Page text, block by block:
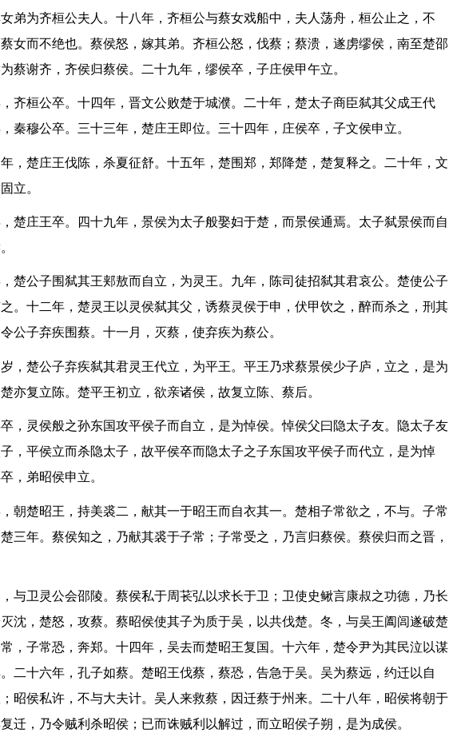
弟为齐桓公夫人。十八年，齐桓公与蔡女戏船中，夫人荡舟，桓公止之，不
女而不绝也。蔡侯怒，嫁其弟。齐桓公怒，伐蔡；蔡溃，遂虏缪侯，南至楚邵
为蔡谢齐，齐侯归蔡侯。二十九年，缪侯卒，子庄侯甲午立。
齐桓公卒。十四年，晋文公败楚于城濮。二十年，楚太子商臣弑其父成王代
，秦穆公卒。三十三年，楚庄王即位。三十四年，庄侯卒，子文侯申立。
，楚庄王伐陈，杀夏征舒。十五年，楚围郑，郑降楚，楚复释之。二十年，文
固立。
楚庄王卒。四十九年，景侯为太子般娶妇于楚，而景侯通焉。太子弑景侯而自
侯。
楚公子围弑其王郏敖而自立，为灵王。九年，陈司徒招弑其君哀公。楚使公子
。十二年，楚灵王以灵侯弑其父，诱蔡灵侯于申，伏甲饮之，醉而杀之，刑其
令公子弃疾围蔡。十一月，灭蔡，使弃疾为蔡公。
，楚公子弃疾弑其君灵王代立，为平王。平王乃求蔡景侯少子庐，立之，是为
楚亦复立陈。楚平王初立，欲亲诸侯，故复立陈、蔡后。
，灵侯般之孙东国攻平侯子而自立，是为悼侯。悼侯父曰隐太子友。隐太子友
，平侯立而杀隐太子，故平侯卒而隐太子之子东国攻平侯子而代立，是为悼
卒，弟昭侯申立。
朝楚昭王，持美裘二，献其一于昭王而自衣其一。楚相子常欲之，不与。子常
三年。蔡侯知之，乃献其裘于子常；子常受之，乃言归蔡侯。蔡侯归而之晋，
。
与卫灵公会邵陵。蔡侯私于周苌弘以求长于卫；卫使史鳅言康叔之功德，乃长
沈，楚怒，攻蔡。蔡昭侯使其子为质于吴，以共伐楚。冬，与吴王阖闾遂破楚
，子常恐，奔郑。十四年，吴去而楚昭王复国。十六年，楚令尹为其民泣以谋
二十六年，孔子如蔡。楚昭王伐蔡，蔡恐，告急于吴。吴为蔡远，约迁以自
昭侯私许，不与大夫计。吴人来救蔡，因迁蔡于州来。二十八年，昭侯将朝于
复迁，乃令贼利杀昭侯；已而诛贼利以解过，而立昭侯子朔，是为成侯。